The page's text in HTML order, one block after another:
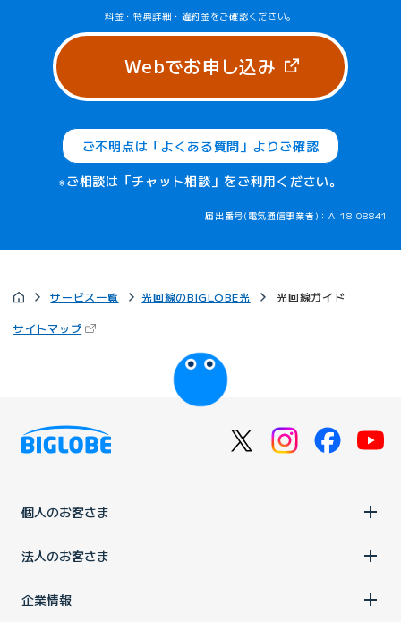
料金 ・特典詳細 ・ 違約金をご確認ください。
Webでお申し込み （新しいタブ
ご不明点は「よくある質問」よりご確認
※ご相談は「チャット相談」をご利用ください。
届出番号(電気通信事業者)：A-18-08841
サービス一覧 光回線のBIGLOBE光 光回線ガイド
サイトマップ（新しいタブで開きます）
個人のお客さま
法人のお客さま
企業情報